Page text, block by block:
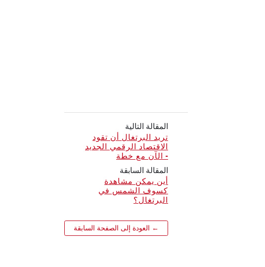
المقالة التالية
تريد البرتغال أن تقود
الاقتصاد الرقمي الجديد
- الآن مع خطة
المقالة السابقة
أين يمكن مشاهدة
كسوف الشمس في
البرتغال؟
← العودة إلى الصفحة السابقة